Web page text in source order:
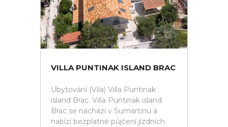
VILLA PUNTINAK ISLAND BRAC
Ubytování (Vila) Villa Puntinak
island Brac. Villa Puntinak island
Brac se nachází v Sumartinu a
nabízí bezplatné půjčení jízdních